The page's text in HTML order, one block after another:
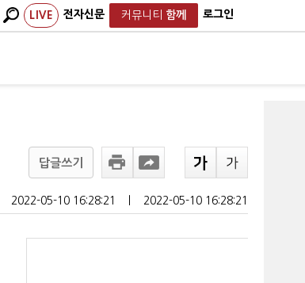
LIVE 전자신문 커뮤니티 함께 로그인
답글쓰기
2022-05-10 16:28:21 2022-05-10 16:28:21